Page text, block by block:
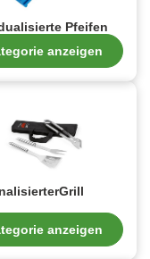
Pfeifen
anzeigen
anzeigen